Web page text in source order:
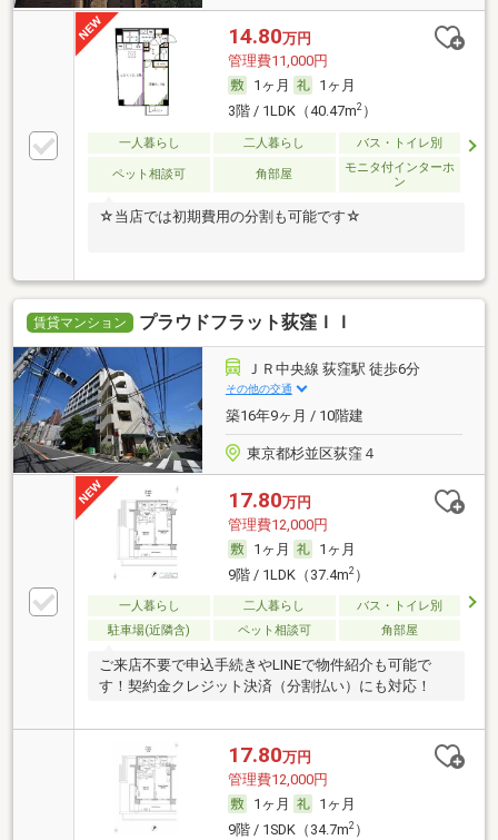
14.80万円
管理費11,000円
1ヶ月
1ヶ月
3階 / 1LDK（40.47m2）
一人暮らし 二人暮らし バス・トイレ別
ペット相談可 角部屋
モニタ付インターホ
ン
☆当店では初期費用の分割も可能です☆
賃貸マンション プラウドフラット荻窪ＩＩ
ＪＲ中央線 荻窪駅 徒歩6分
その他の交通
築16年9ヶ月 / 10階建
東京都杉並区荻窪４
17.80万円
管理費12,000円
1ヶ月
1ヶ月
9階 / 1LDK（37.4m2）
一人暮らし 二人暮らし
バス・トイレ別
駐車場(近隣含)
ペット相談可 角部屋
ご来店不要で申込手続きやLINEで物件紹介も可能で
す！契約金クレジット決済（分割払い）にも対応！
17.80万円
管理費12,000円
1ヶ月
1ヶ月
9階 / 1SDK（34.7m2）